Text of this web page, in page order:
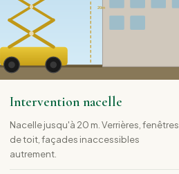
Intervention nacelle
Nacelle jusqu'à 20 m. Verrières, fenêtres
de toit, façades inaccessibles
autrement.